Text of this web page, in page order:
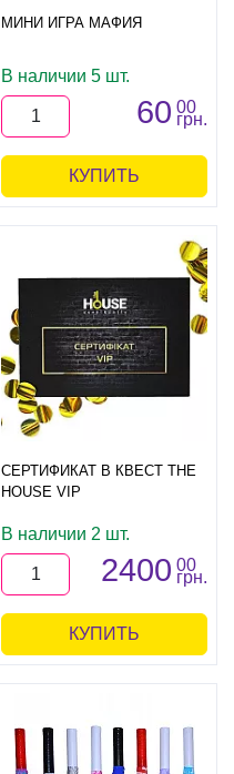
МИНИ ИГРА МАФИЯ
В наличии 5 шт.
60 00
грн.
КУПИТЬ
СЕРТИФИКАТ В КВЕСТ THE
HOUSE VIP
В наличии 2 шт.
2400 00
грн.
КУПИТЬ